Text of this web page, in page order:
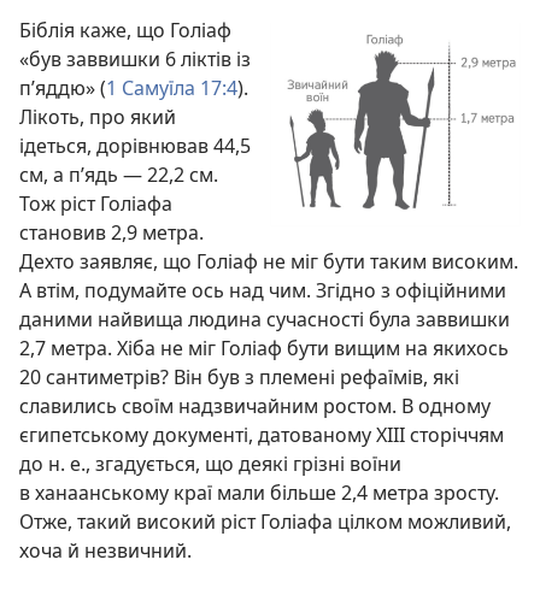
Біблія каже, що Голіаф
«був заввишки 6 ліктів із
п’яддю» (1 Самуїла 17:4).
Лікоть, про який
ідеться, дорівнював 44,5
см, а п’ядь — 22,2 см.
Тож ріст Голіафа
становив 2,9 метра.
Дехто заявляє, що Голіаф не міг бути таким високим.
А втім, подумайте ось над чим. Згідно з офіційними
даними найвища людина сучасності була заввишки
2,7 метра. Хіба не міг Голіаф бути вищим на якихось
20 сантиметрів? Він був з племені рефаїмів, які
славились своїм надзвичайним ростом. В одному
єгипетському документі, датованому XIII сторіччям
до н. е., згадується, що деякі грізні воїни
в ханаанському краї мали більше 2,4 метра зросту.
Отже, такий високий ріст Голіафа цілком можливий,
хоча й незвичний.